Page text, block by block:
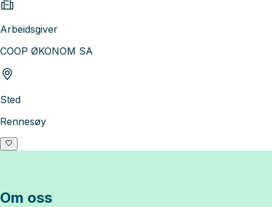
Arbeidsgiver
COOP ØKONOM SA
Sted
Rennesøy
Om oss